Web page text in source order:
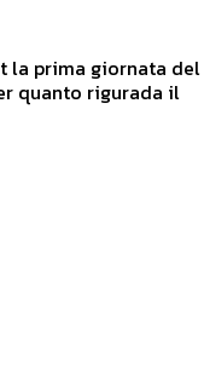
la prima giornata del
quanto rigurada il